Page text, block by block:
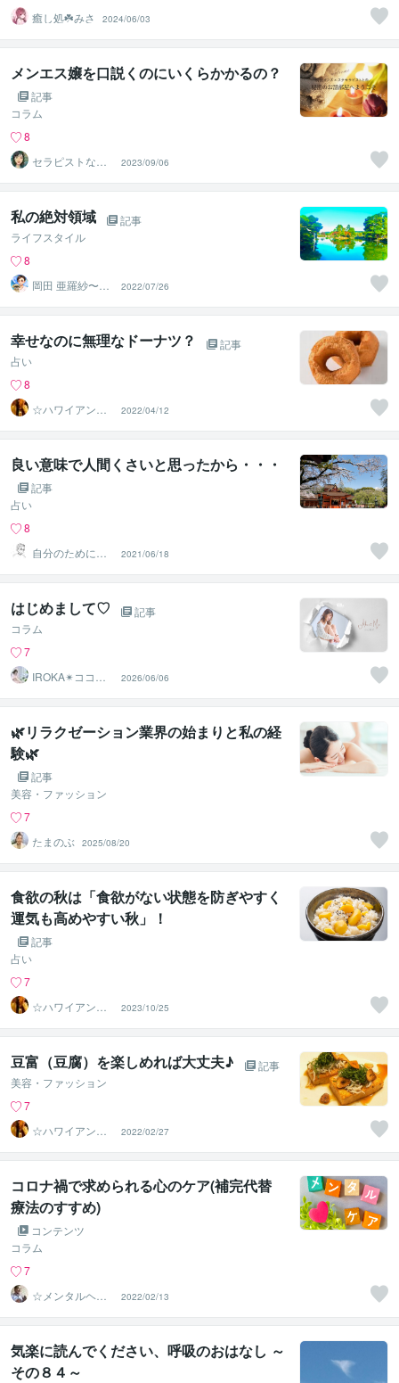
癒し処☘️みさ 2024/06/03
メンエス嬢を口説くのにいくらかかるの？
記事
コラム
8
セラピストなな
こ
2023/09/06
私の絶対領域
記事
ライフスタイル
8
岡田 亜羅紗〜あ
りさ〜
2022/07/26
幸せなのに無理なドーナツ？
記事
占い
8
☆ハワイアンス
ピリチュル☆～
ハナイノウエ
2022/04/12
良い意味で人間くさいと思ったから・・・
記事
占い
8
自分のために生
きる！ ひーくん
の相談室
2021/06/18
はじめまして♡
記事
コラム
7
IROKA✴︎ココロ
とカラダのセラ
ピスト
2026/06/06
🌿リラクゼーション業界の始まりと私の経
験🌿
記事
美容・ファッション
7
たまのぶ
2025/08/20
食欲の秋は「食欲がない状態を防ぎやすく
運気も高めやすい秋」！
記事
占い
7
☆ハワイアンス
ピリチュル☆～
ハナイノウエ
2023/10/25
豆富（豆腐）を楽しめれば大丈夫♪
記事
美容・ファッション
7
☆ハワイアンス
ピリチュル☆～
ハナイノウエ
2022/02/27
コロナ禍で求められる心のケア(補完代替
療法のすすめ)
コンテンツ
コラム
7
☆メンタルヘル
スナビゲーター
☆ 濵野功一
2022/02/13
気楽に読んでください、呼吸のおはなし ～
その８４～